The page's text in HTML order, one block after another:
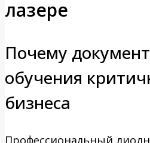
лазере
Почему
обучения
бизнеса
Профессиональный